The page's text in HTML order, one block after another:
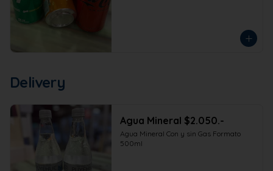
Delivery
Agua Mineral $2.050.-
Agua Mineral Con y sin Gas Formato
500ml